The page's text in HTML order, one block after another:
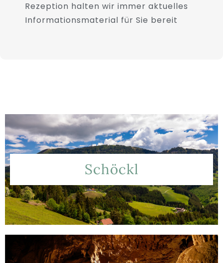
Rezeption halten wir immer aktuelles
Informationsmaterial für Sie bereit
Schöckl